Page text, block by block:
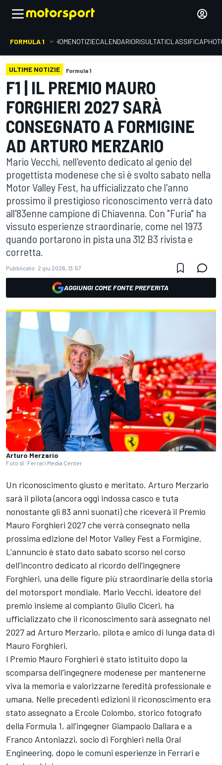
FORMULA 1 HOMENOTIZIECALENDARIORISULTATICLASSIFICA
ULTIME NOTIZIE Formula 1
F1 | IL PREMIO MAURO
FORGHIERI 2027 SARÀ
CONSEGNATO A FORMIGINE
AD ARTURO MERZARIO
Mario Vecchi, nell'evento dedicato al genio del
progettista modenese che si è svolto sabato nella
Motor Valley Fest, ha ufficializzato che l'anno
prossimo il prestigioso riconoscimento verrà dato
all'83enne campione di Chiavenna. Con "Furia" ha
vissuto esperienze straordinarie, come nel 1973
quando portarono in pista una 312 B3 rivista e
corretta.
Pubblicato: 2 giu 2026, 13:57
AGGIUNGI COME FONTE PREFERITA
Arturo Merzario
Foto di: Ferrari Media Center
Un riconoscimento giusto e meritato. Arturo Merzario
sarà il pilota (ancora oggi indossa casco e tuta
nonostante gli 83 anni suonati) che riceverà il Premio
Mauro Forghieri 2027 che verrà consegnato nella
prossima edizione del Motor Valley Fest a Formigine.
L'annuncio è stato dato sabato scorso nel corso
dell'incontro dedicato al ricordo dell'ingegnere
Forghieri, una delle figure più straordinarie della storia
del motorsport mondiale. Mario Vecchi, ideatore del
premio insieme al compianto Giulio Ciceri, ha
ufficializzato che il riconoscimento sarà assegnato nel
2027 ad Arturo Merzario, pilota e amico di lunga data di
Mauro Forghieri.
l Premio Mauro Forghieri è stato istituito dopo la
scomparsa dell'ingegnere modenese per mantenerne
viva la memoria e valorizzarne l'eredità professionale e
umana. Nelle precedenti edizioni il riconoscimento era
stato assegnato a Ercole Colombo, storico fotografo
della Formula 1, all'ingegner Giampaolo Dallara e a
Franco Antoniazzi, socio di Forghieri nella Oral
Engineering, dopo le comuni esperienze in Ferrari e